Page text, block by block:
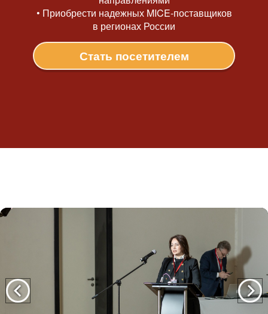
• Приобрести надежных MICE-поставщиков
в регионах России
Стать посетителем